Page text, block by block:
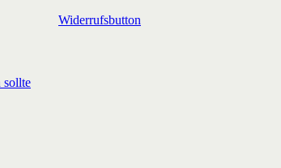
Widerrufsbutton
sollte